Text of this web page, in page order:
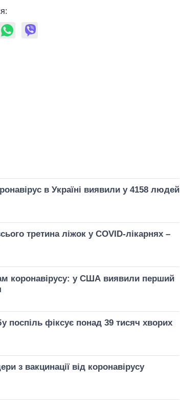
в Україні виявили у 4158 людей
третина ліжок у COVID-лікарнях –
коронавірусу: у США виявили перший
поспіль фіксує понад 39 тисяч хворих
з вакцинації від коронавірусу